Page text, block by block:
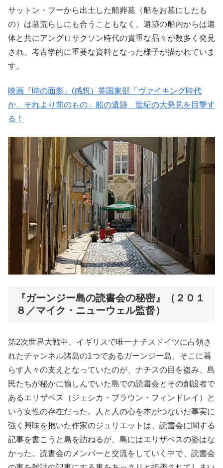
サットン・フーから出土した船葬墓（船をお墓にしたも
の）は墓荒らしにも合うこともなく、遺跡の船内からは遺
体と共にアングロサクソン時代の貴重な品々が数多く発見
され、考古学的に重要な資料となった様子が描かれていま
す。
映画『時の面影』(感想）英国東部「ヴァイキング時代
か、それより前のもの」船の遺跡 世紀の大発見を目撃す
る！
『ガーンジー島の読書会の秘密』（２０１
８／マイク・ニューウェル監督）
第2次世界大戦中、イギリスで唯一ナチスドイツに占領さ
れたチャンネル諸島の1つであるガーンジー島。そこに暮
らす人々の支えとなっていたのが、ナチスの目を盗み、島
民たちが秘かに愉しんでいた島での読書会とその創設者で
あるエリザベス（ジェシカ・ブラウン・フィンドレイ）と
いう女性の存在だった。人と人の心を本がつないだ事実に
強く興味を抱いた作家のジュリエットは、読書会に関する
記事を書こうと島を訪ねるが、島にはエリザベスの姿はな
かった。読書会のメンバーと交流をしていく中で、読書会